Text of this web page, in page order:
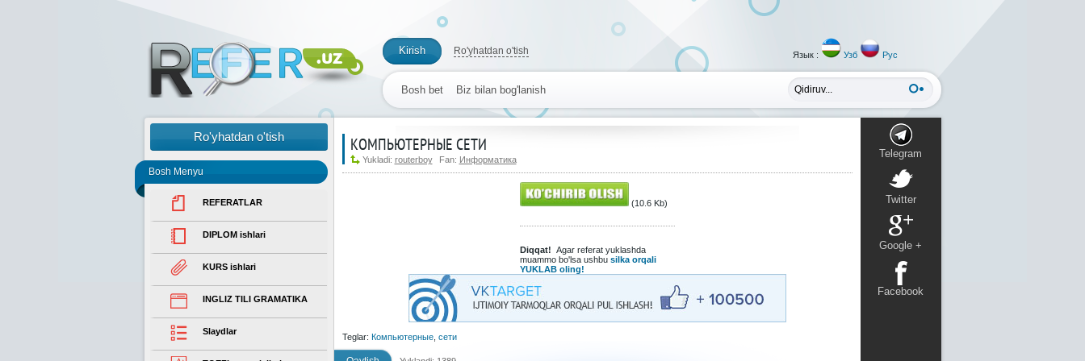
Kirish Ro'yhatdan o'tish Язык : Узб Рус
Bosh bet Biz bilan bog'lanish
Ro'yhatdan o'tish
Bosh Menyu
REFERATLAR
DIPLOM ishlari
KURS ishlari
INGLIZ TILI GRAMATIKA
Slaydlar
Telegram
Twitter
Google +
Facebook
КОМПЬЮТЕРНЫЕ СЕТИ
Yukladi: routerboy Fan: Информатика
(10.6 Kb)
Diqqat! Agar referat yuklashda
muammo bo'lsa ushbu silka orqali
YUKLAB oling!
Teglar: Компьютерные, сети